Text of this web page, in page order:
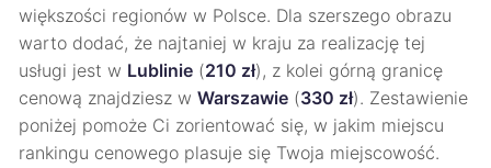
większości regionów w Polsce. Dla szerszego obrazu
warto dodać, że najtaniej w kraju za realizację tej
usługi jest w Lublinie (210 zł), z kolei górną granicę
cenową znajdziesz w Warszawie (330 zł). Zestawienie
poniżej pomoże Ci zorientować się, w jakim miejscu
rankingu cenowego plasuje się Twoja miejscowość.